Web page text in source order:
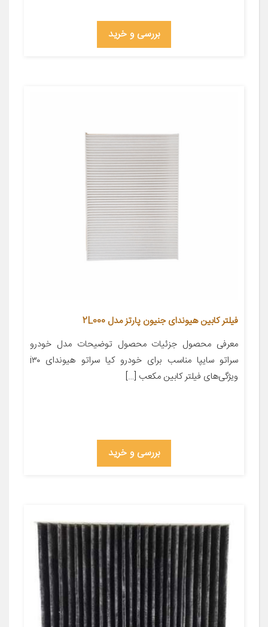
بررسی و خرید
فیلتر کابین هیوندای جنیون پارتز مدل 2L000
معرفی محصول جزئیات محصول توضیحات مدل خودرو
سراتو سایپا مناسب برای خودرو کیا سراتو هیوندای i۳۰
ویژگی‌های فیلتر کابین مکعب […]
بررسی و خرید